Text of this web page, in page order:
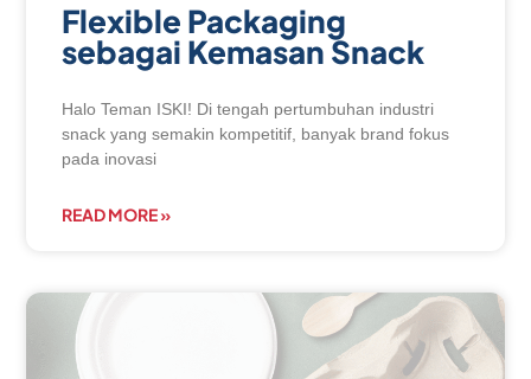
Flexible Packaging
sebagai Kemasan Snack
Halo Teman ISKI! Di tengah pertumbuhan industri
snack yang semakin kompetitif, banyak brand fokus
pada inovasi
READ MORE »